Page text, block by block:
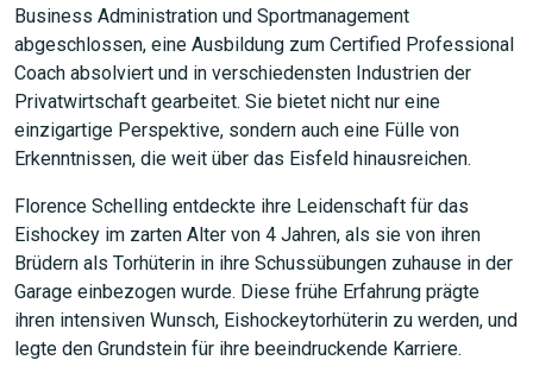
Business Administration und Sportmanagement
abgeschlossen, eine Ausbildung zum Certified Professional
Coach absolviert und in verschiedensten Industrien der
Privatwirtschaft gearbeitet. Sie bietet nicht nur eine
einzigartige Perspektive, sondern auch eine Fülle von
Erkenntnissen, die weit über das Eisfeld hinausreichen.
Florence Schelling entdeckte ihre Leidenschaft für das
Eishockey im zarten Alter von 4 Jahren, als sie von ihren
Brüdern als Torhüterin in ihre Schussübungen zuhause in der
Garage einbezogen wurde. Diese frühe Erfahrung prägte
ihren intensiven Wunsch, Eishockeytorhüterin zu werden, und
legte den Grundstein für ihre beeindruckende Karriere.